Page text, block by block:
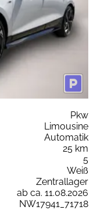
Pkw
Limousine
Automatik
25 km
5
Weiß
Zentrallager
ab ca. 11.08.2026
NW17941_71718